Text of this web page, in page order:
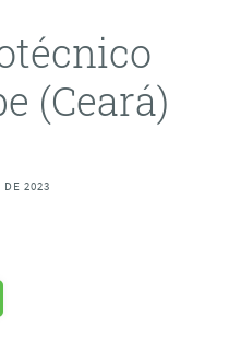
(Ceará)
2023